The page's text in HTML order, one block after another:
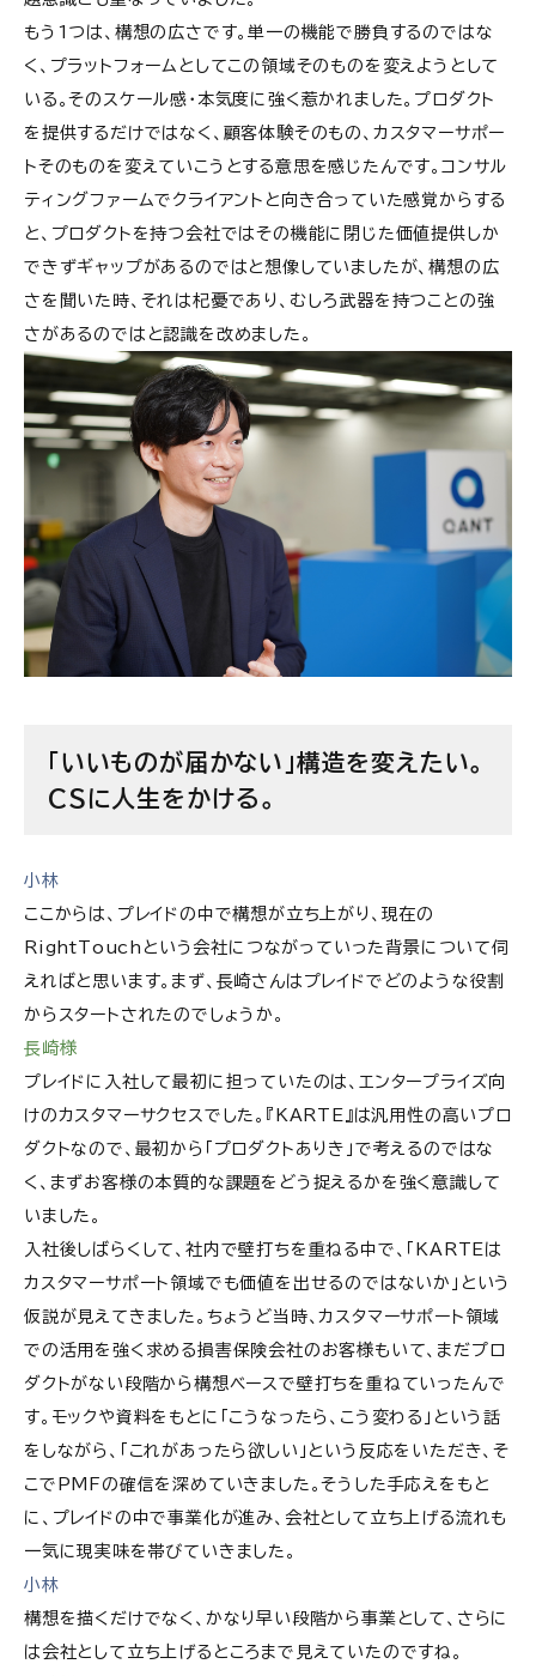
もう1つは、構想の広さです。単一の機能で勝負するのではな
く、プラットフォームとしてこの領域そのものを変えようとして
いる。そのスケール感・本気度に強く惹かれました。プロダクト
を提供するだけではなく、顧客体験そのもの、カスタマーサポー
トそのものを変えていこうとする意思を感じたんです。コンサル
ティングファームでクライアントと向き合っていた感覚からする
と、プロダクトを持つ会社ではその機能に閉じた価値提供しか
できずギャップがあるのではと想像していましたが、構想の広
さを聞いた時、それは杞憂であり、むしろ武器を持つことの強
さがあるのではと認識を改めました。
「いいものが届かない」構造を変えたい。
CSに人生をかける。
小林
ここからは、プレイドの中で構想が立ち上がり、現在の
RightTouchという会社につながっていった背景について伺
えればと思います。まず、長崎さんはプレイドでどのような役割
からスタートされたのでしょうか。
長崎様
プレイドに入社して最初に担っていたのは、エンタープライズ向
けのカスタマーサクセスでした。『KARTE』は汎用性の高いプロ
ダクトなので、最初から「プロダクトありき」で考えるのではな
く、まずお客様の本質的な課題をどう捉えるかを強く意識して
いました。
入社後しばらくして、社内で壁打ちを重ねる中で、「KARTEは
カスタマーサポート領域でも価値を出せるのではないか」という
仮説が見えてきました。ちょうど当時、カスタマーサポート領域
での活用を強く求める損害保険会社のお客様もいて、まだプロ
ダクトがない段階から構想ベースで壁打ちを重ねていったんで
す。モックや資料をもとに「こうなったら、こう変わる」という話
をしながら、「これがあったら欲しい」という反応をいただき、そ
こでPMFの確信を深めていきました。そうした手応えをもと
に、プレイドの中で事業化が進み、会社として立ち上げる流れも
一気に現実味を帯びていきました。
小林
構想を描くだけでなく、かなり早い段階から事業として、さらに
は会社として立ち上げるところまで見えていたのですね。